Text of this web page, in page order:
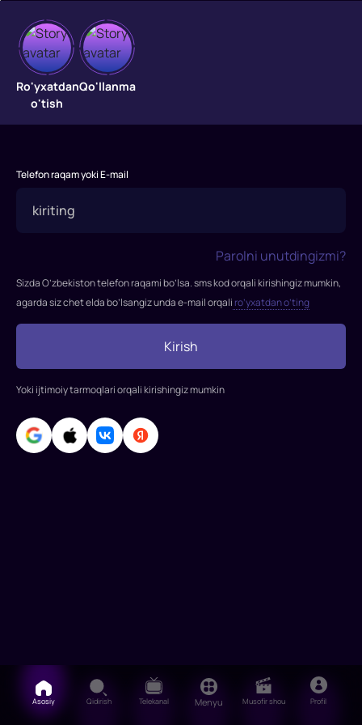
Kaveri
o'g'li
Vandiyatevan
Aditya
xabarini
Chola
erlarini
siyosiy
tinchlik
o'rnatishga
hara
Ro'yxatdan
o'tish
Qo'llanma
Telefon raqam yoki E-mail
Parolni unutdingizmi?
Sizda O’zbekiston telefon raqami bo’lsa. sms kod orqali kirishingiz mumkin,
agarda siz chet elda bo’lsangiz unda e-mail orqali ro’yxatdan o’ting
Kirish
Yoki ijtimoiy tarmoqlari orqali kirishingiz mumkin
Asosiy Qidirish Telekanal Menyu Musofir shou Profil